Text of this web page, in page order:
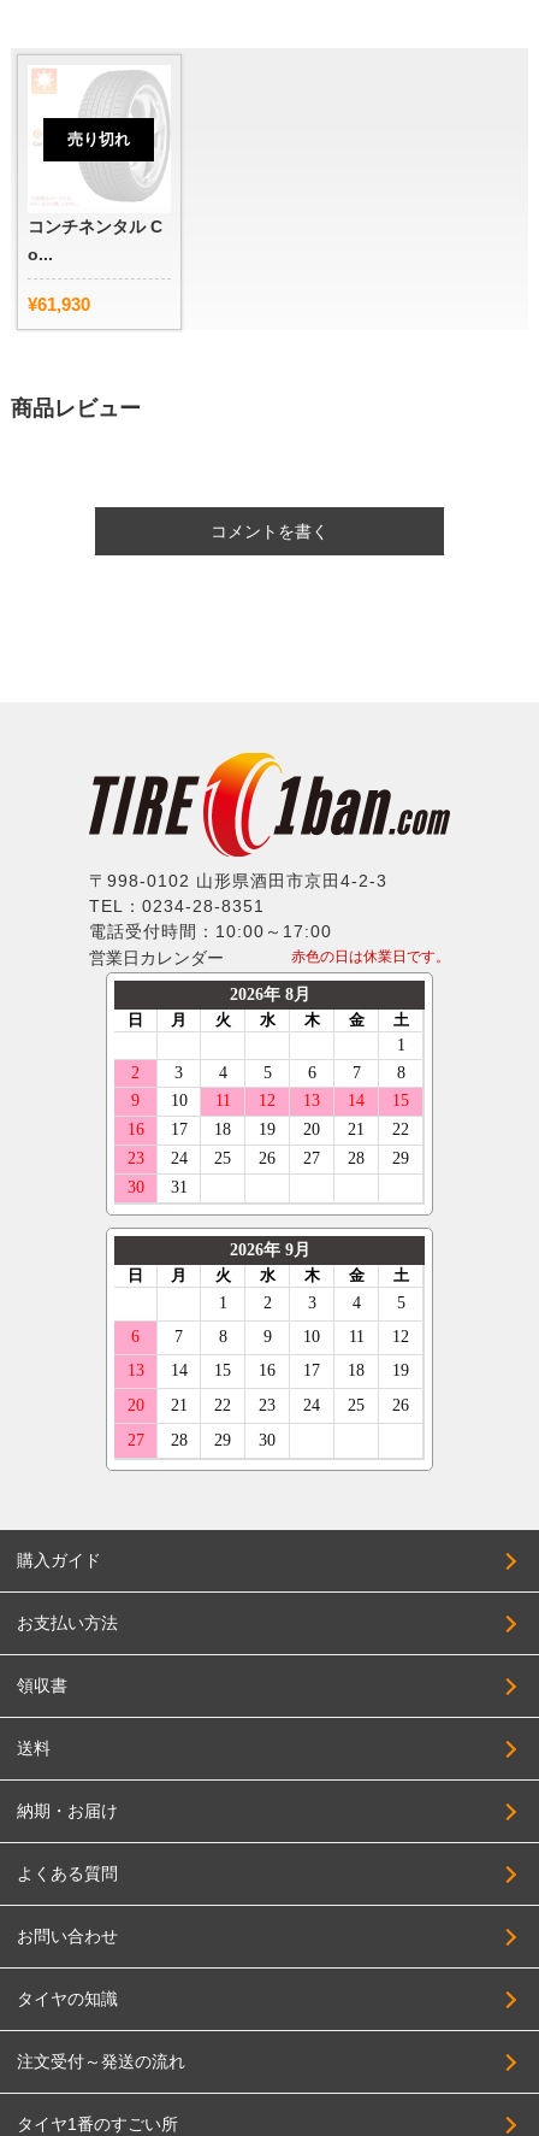
売り切れ
コンチネンタル C
o...
¥61,930
商品レビュー
コメントを書く
〒998-0102 山形県酒田市京田4-2-3
TEL：0234-28-8351
電話受付時間：10:00～17:00
営業日カレンダー
赤色の日は休業日です。
購入ガイド
お支払い方法
領収書
送料
納期・お届け
よくある質問
お問い合わせ
タイヤの知識
注文受付～発送の流れ
タイヤ1番のすごい所